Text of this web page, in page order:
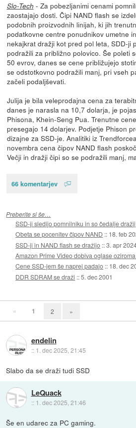
Slo-Tech - Za pobezljanimi cenami
zaostajajo dosti. Čipi NAND flash se
podobnih proizvodnih linijah, ki jih
podatkovne centre ponudnikov umetne
nekajkrat dražji kot pred pol leta, SDD-ji
podražili za približno polovico. Še poleti
50 evrov, danes se cene približujejo
se odstotkovno podražili manj, pri vseh
začeli podaljševati.
Julija je bila veleprodajna cena za
danes je narasla na 10,7 dolarja, je
Phisona, Khein-Seng Pua. Trenutne
presegajo 14 dolarjev. Podjetje Phison
dizajne za SSD-je. Analitiki iz
novembra cena čipov NAND flash
Večji in dražji čipi so se podražili manj,
66 komentarjev
Preberite si še…
SSD-ji sledijo pomnilniku in so čedalje dražji
Obeta se pocenitev čipov NAND :: 18. feb
SSD-ji in NAND flash se dražijo ::3. apr
Amazon Prime Video dobiva oglase
Cene SSD-jem še naprej padajo :: 18. dec
DDR SDRAM se draži ::5. dec 2001
« 1 2 »
endelin
:: 1. dec 2025, 21:45
Slabo da se draži tudi SSD
LeQuack
:: 1. dec 2025, 21:46
Še en udarec za PC gaming.